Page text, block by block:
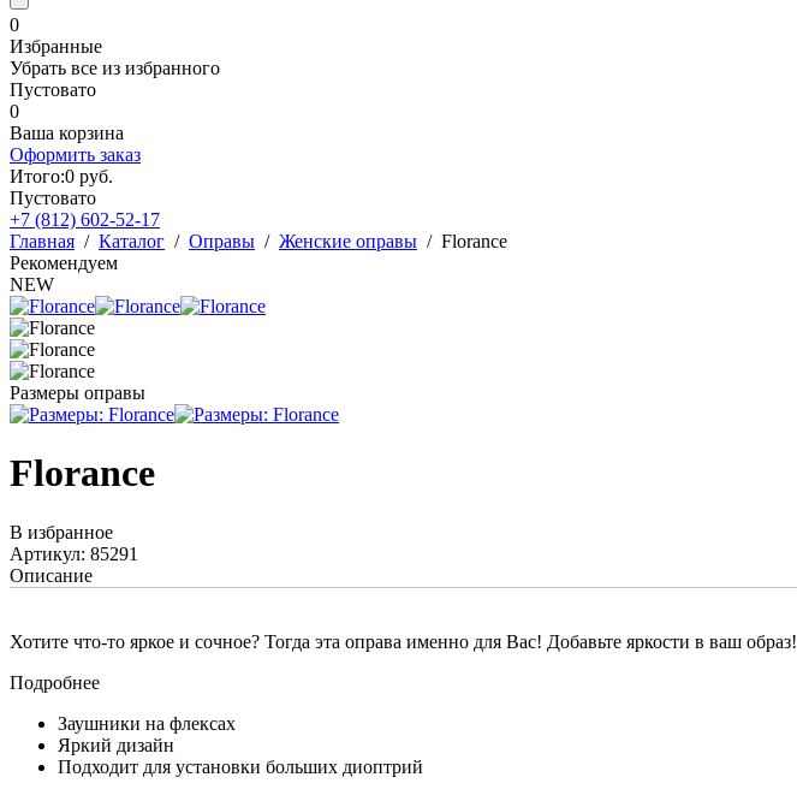
0
Избранные
Убрать все из избранного
Пустовато
0
Ваша корзина
Оформить заказ
Итого:0 руб.
Пустовато
+7 (812) 602-52-17
Главная / Каталог / Оправы / Женские оправы / Florance
Рекомендуем
NEW
Размеры оправы
Florance
В избранное
Артикул: 85291
Описание
Хотите что-то яркое и сочное? Тогда эта оправа именно для Вас! Добавьте яркости в ваш образ!
Подробнее
Заушники на флексах
Яркий дизайн
Подходит для установки больших диоптрий